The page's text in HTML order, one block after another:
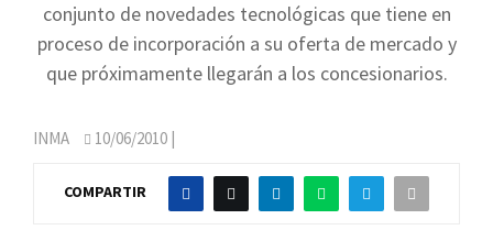
conjunto de novedades tecnológicas que tiene en
proceso de incorporación a su oferta de mercado y
que próximamente llegarán a los concesionarios.
INMA 10/06/2010 |
COMPARTIR